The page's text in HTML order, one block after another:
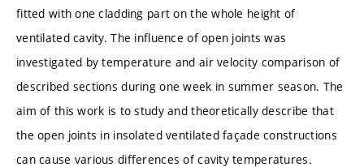
fitted with one cladding part on the whole height of
ventilated cavity. The influence of open joints was
investigated by temperature and air velocity comparison of
described sections during one week in summer season. The
aim of this work is to study and theoretically describe that
the open joints in insolated ventilated façade constructions
can cause various differences of cavity temperatures.